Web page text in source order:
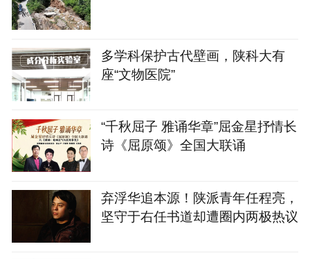
多学科保护古代壁画，陕科大有
座“文物医院”
“千秋屈子 雅诵华章”屈金星抒情长
诗《屈原颂》全国大联诵
弃浮华追本源！陕派青年任程亮，
坚守于右任书道却遭圈内两极热议